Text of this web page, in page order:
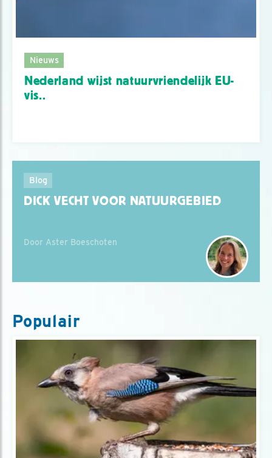
Nieuws
Nederland wijst natuurvriendelijk EU-
vis..
Blog
DICK VECHT VOOR NATUURGEBIED
Door Aster Boeschoten
Populair